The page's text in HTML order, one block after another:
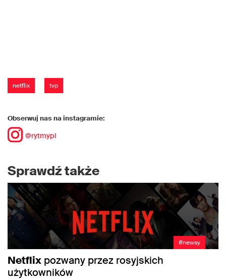
netflix tvp
Obserwuj nas na instagramie:
@rytmypl
Sprawdź także
#newsy
Netflix pozwany przez rosyjskich
użytkowników